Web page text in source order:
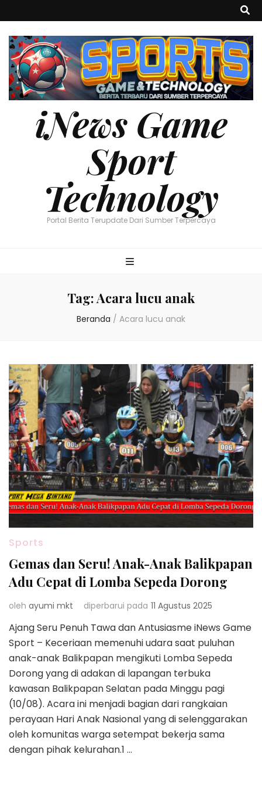
iNews Game
Sport
Technology
Portal Berita Terupdate Dari Sumber Terpercaya
Tag:Acara lucu anak
Beranda / Acara lucu anak
Sports
Gemas dan Seru! Anak-Anak Balikpapan
Adu Cepat di Lomba Sepeda Dorong
oleh ayumi mkt diperbarui pada 11 Agustus 2025
Ajang Seru Penuh Tawa dan Antusiasme iNews Game
Sport – Keceriaan memenuhi udara saat puluhan
anak-anak Balikpapan mengikuti Lomba Sepeda
Dorong yang di adakan di lapangan terbuka
kawasan Balikpapan Selatan pada Minggu pagi
(10/08). Acara ini menjadi bagian dari rangkaian
perayaan Hari Anak Nasional yang di selenggarakan
oleh komunitas warga setempat bekerja sama
dengan pihak kelurahan.1 …